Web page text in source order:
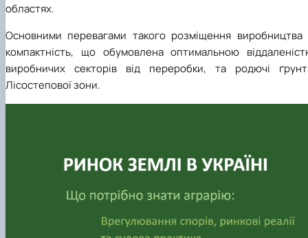
областях.
Основними перевагами такого розміщення виробництва
компактність, що обумовлена оптимальною
виробничих секторів від переробки, та родючі
Лісостепової зони.